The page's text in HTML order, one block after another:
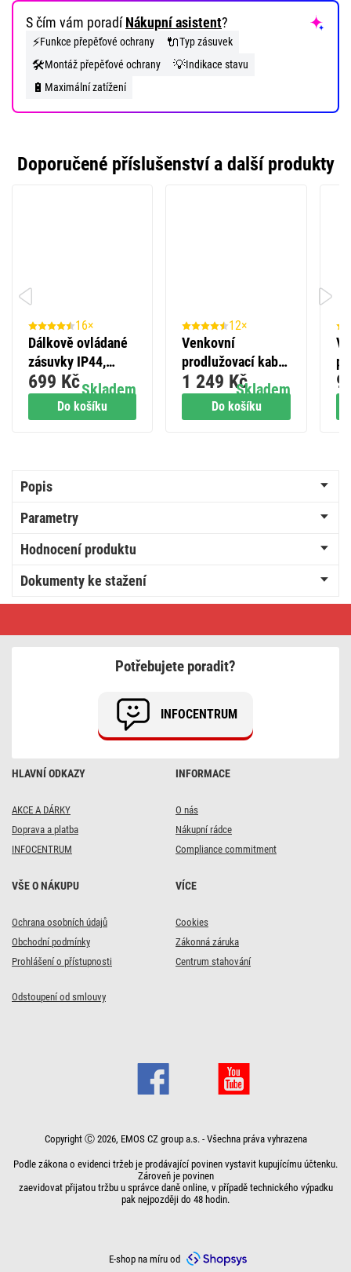
S čím vám poradíNákupní asistent?
⚡Funkce přepěťové ochrany 🔌Typ zásuvek
🛠️Montáž přepěťové ochrany 💡Indikace stavu
🔋 Maximální zatížení
Doporučené příslušenství a další produkty
Do košíku
16×
Dálkově ovládané
zásuvky IP44,
černé
Skladem
699 Kč
Do košíku
12×
Venkovní
prodlužovací kabel
20 m / 1 zásuvka /
černý / guma-
neopren / 230 V /
Skladem
1 249 Kč
V
Popis
Parametry
Hodnocení produktu
Dokumenty ke stažení
HLAVNÍ ODKAZY
AKCE A DÁRKY
Doprava a platba
INFOCENTRUM
INFORMACE
O nás
Nákupní rádce
Compliance commitment
VŠE O NÁKUPU
Ochrana osobních údajů
Obchodní podmínky
Prohlášení o přístupnosti
VÍCE
Cookies
Zákonná záruka
Centrum stahování
Odstoupení od smlouvy
Potřebujete poradit?
INFOCENTRUM
Copyright Ⓒ 2026, EMOS CZ group a.s. - Všechna práva vyhrazena
Podle zákona o evidenci tržeb je prodávající povinen vystavit kupujícímu účtenku.
Zároveň je povinen
zaevidovat přijatou tržbu u správce daně online, v případě technického výpadku
pak nejpozději do 48 hodin.
E-shop na míru od